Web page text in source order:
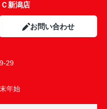
新潟店
お問い合わせ
29
年始